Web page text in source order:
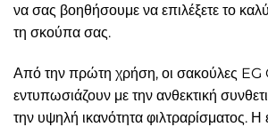
να σας βοηθήσουμε να επιλέξετε το
τη σκούπα σας.
Από την πρώτη χρήση, οι σακούλες EG
εντυπωσιάζουν με την ανθεκτική
την υψηλή ικανότητα φιλτραρίσματος. Η